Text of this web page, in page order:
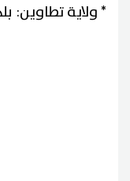
* ولاية تطاوين: